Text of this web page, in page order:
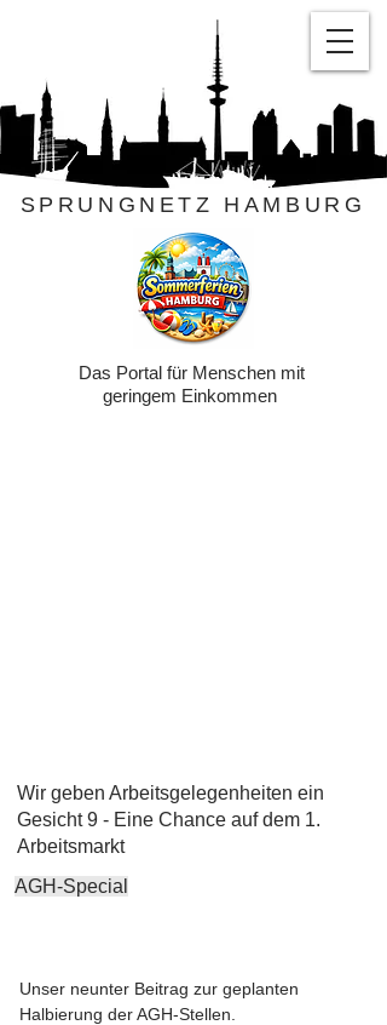
SPRUNGNETZ HAMBURG
Das Portal für Menschen mit
geringem Einkommen
Wir geben Arbeitsgelegenheiten ein
Gesicht 9 - Eine Chance auf dem 1.
Arbeitsmarkt
AGH-Special
Unser neunter Beitrag zur geplanten
Halbierung der AGH-Stellen.